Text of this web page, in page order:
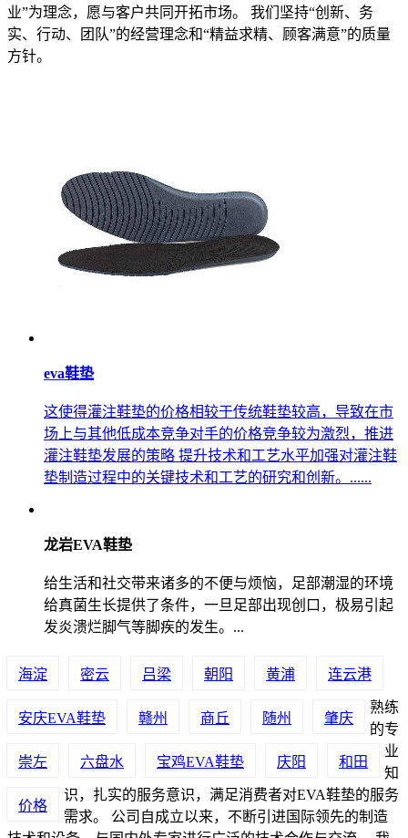
业”为理念，愿与客户共同开拓市场。 我们坚持“创新、务
实、行动、团队”的经营理念和“精益求精、顾客满意”的质量
方针。
eva鞋垫
这使得灌注鞋垫的价格相较于传统鞋垫较高，导致在市
场上与其他低成本竞争对手的价格竞争较为激烈，推进
灌注鞋垫发展的策略 提升技术和工艺水平加强对灌注鞋
垫制造过程中的关键技术和工艺的研究和创新。......
龙岩EVA鞋垫
给生活和社交带来诸多的不便与烦恼，足部潮湿的环境
给真菌生长提供了条件，一旦足部出现创口，极易引起
发炎溃烂脚气等脚疾的发生。...
海淀 密云 吕梁 朝阳 黄浦 连云港
安庆EVA鞋垫 赣州 商丘 随州 肇庆
崇左 六盘水 宝鸡EVA鞋垫 庆阳 和田
价格
熟练
的专
业
知
识，扎实的服务意识，满足消费者对EVA鞋垫的服务
需求。 公司自成立以来，不断引进国际领先的制造